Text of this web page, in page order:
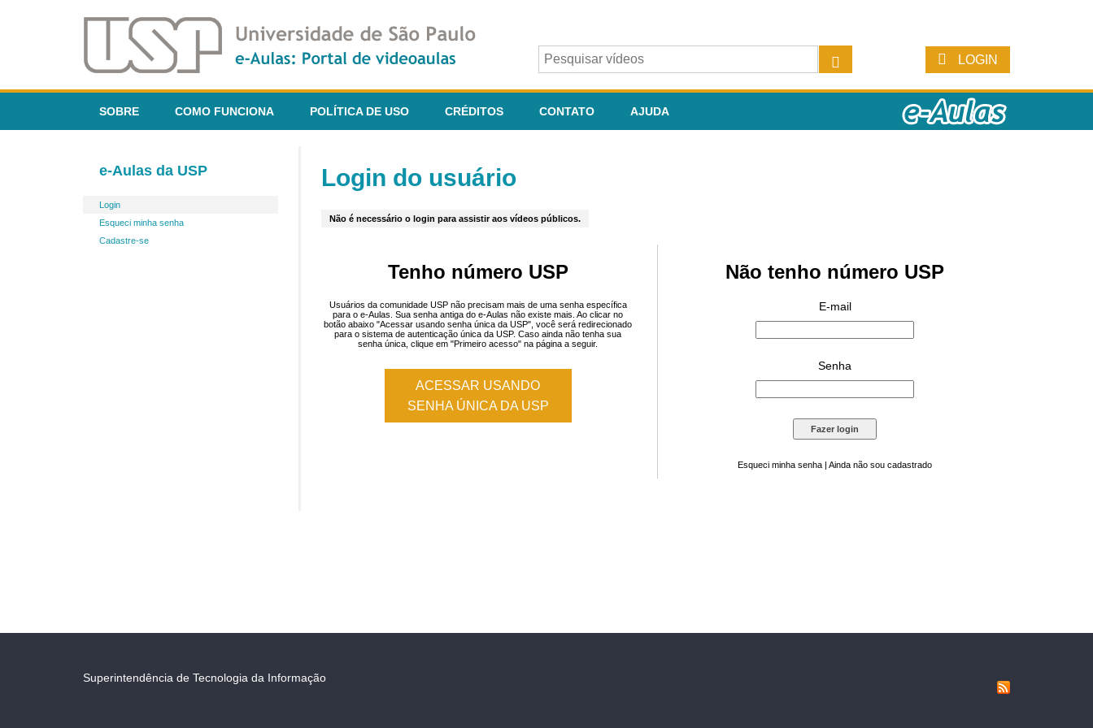
LOGIN
SOBRE COMO FUNCIONA POLÍTICA DE USO CRÉDITOS CONTATO AJUDA
e-Aulas da USP
Login
Esqueci minha senha
Cadastre-se
Login do usuário
Não é necessário o login para assistir aos vídeos públicos.
Tenho número USP
Usuários da comunidade USP não precisam mais de uma senha específica
para o e-Aulas. Sua senha antiga do e-Aulas não existe mais. Ao clicar no
botão abaixo "Acessar usando senha única da USP", você será redirecionado
para o sistema de autenticação única da USP. Caso ainda não tenha sua
senha única, clique em "Primeiro acesso" na página a seguir.
ACESSAR USANDO
SENHA ÚNICA DA USP
Não tenho número USP
E-mail
Senha
Esqueci minha senha | Ainda não sou cadastrado
Superintendência de Tecnologia da Informação